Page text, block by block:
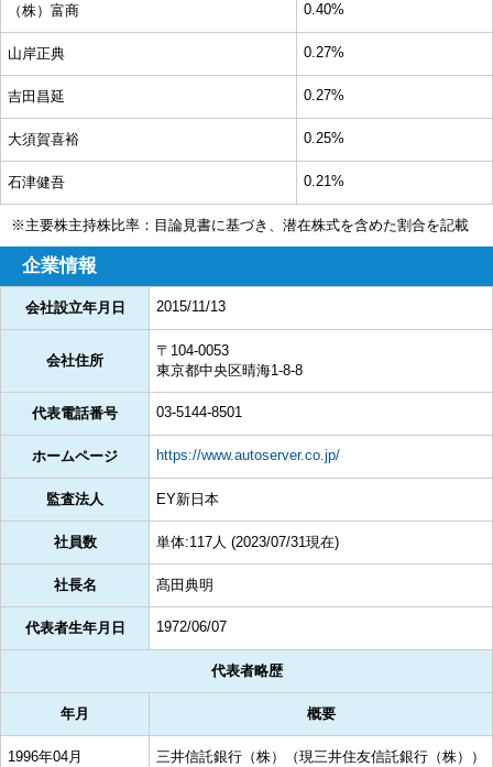
（株）富商 0.40%
山岸正典 0.27%
吉田昌延 0.27%
大須賀喜裕 0.25%
石津健吾 0.21%
※主要株主持株比率：目論見書に基づき、潜在株式を含めた割合を記載
企業情報
会社設立年月日 2015/11/13
会社住所
〒104-0053
東京都中央区晴海1-8-8
代表電話番号 03-5144-8501
ホームページ https://www.autoserver.co.jp/
監査法人 EY新日本
社員数 単体:117人 (2023/07/31現在)
社長名 髙田典明
代表者生年月日 1972/06/07
代表者略歴
年月 概要
1996年04月
三井信託銀行（株）（現三井住友信託銀行（株））